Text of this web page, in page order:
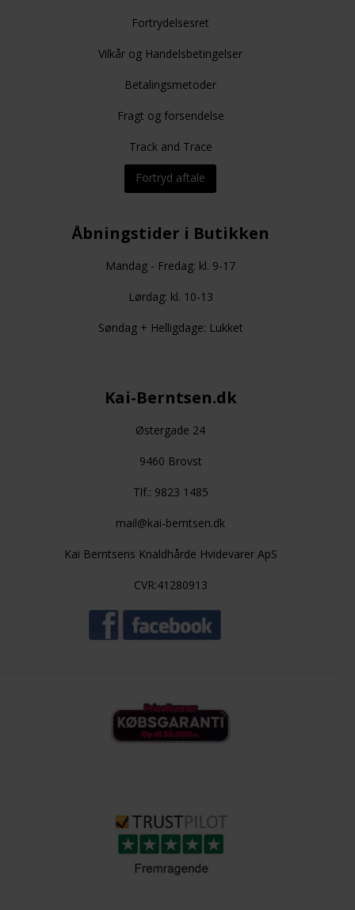
Kai-Berntsen.dk
Østergade 24
9460 Brovst
Tlf.: 9823 1485
mail@kai-berntsen.dk
Kai Berntsens Knaldhårde Hvidevarer ApS
CVR:41280913
Åbningstider i Butikken
Mandag - Fredag: kl. 9-17
Lørdag: kl. 10-13
Søndag + Helligdage: Lukket
Fortrydelsesret
Vilkår og Handelsbetingelser
Betalingsmetoder
Fragt og forsendelse
Track and Trace
Fortryd aftale